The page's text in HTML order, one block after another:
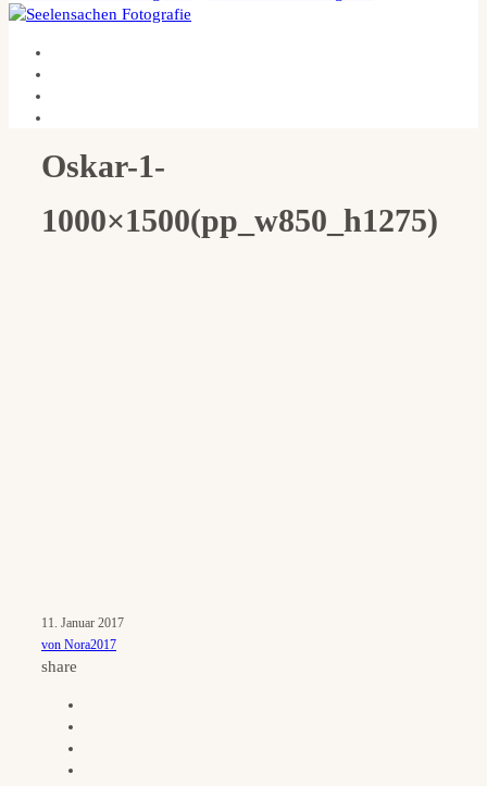
Oskar-1-
1000×1500(pp_w850_h1275)
11. Januar 2017
von Nora2017
share